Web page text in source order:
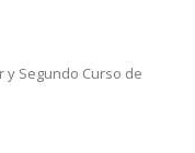
y Segundo Curso de